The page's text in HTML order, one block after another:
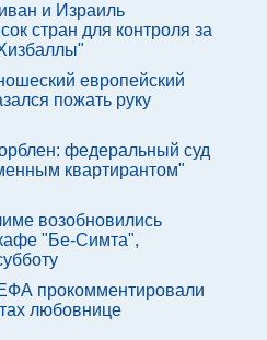
и Израиль
стран для контроля за
европейский
пожать руку
федеральный суд
квартирантом"
возобновились
"Бе-Симта",
прокомментировали
любовнице